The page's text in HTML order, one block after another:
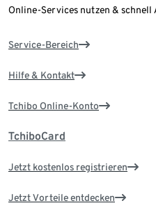
Online-Services nutzen &
Service-Bereich
Hilfe & Kontakt
Tchibo Online-Konto
TchiboCard
Jetzt kostenlos registrieren
Jetzt Vorteile entdecken